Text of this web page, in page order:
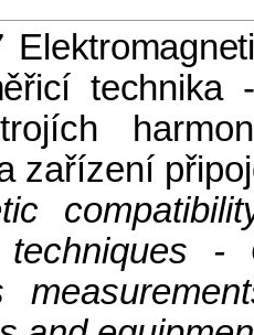
technika
zařízení
techniques